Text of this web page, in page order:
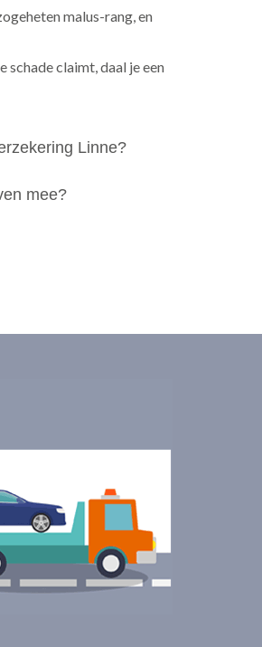
malus-rang, en
schade claimt, daal je een
Linne?
mee?